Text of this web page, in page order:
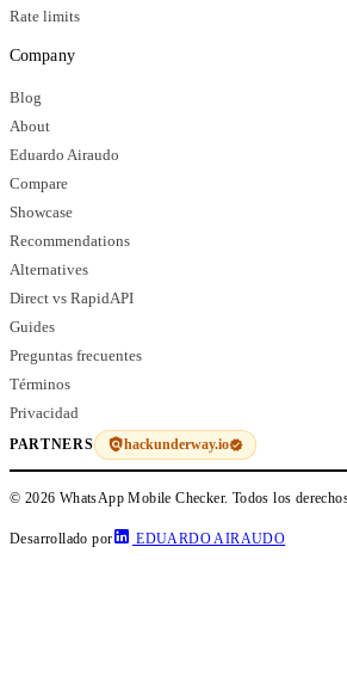
Rate limits
Company
Blog
About
Eduardo Airaudo
Compare
Showcase
Recommendations
Alternatives
Direct vs RapidAPI
Guides
Preguntas frecuentes
Términos
Privacidad
PARTNERS hackunderway.io
© 2026 WhatsApp Mobile Checker. Todos los
Desarrollado por EDUARDO AIRAUDO